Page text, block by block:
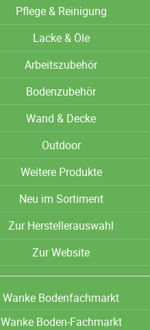
Pflege & Reinigung
Lacke & Öle
Arbeitszubehör
Bodenzubehör
Wand & Decke
Outdoor
Weitere Produkte
Neu im Sortiment
Zur Herstellerauswahl
Zur Website
Wanke Bodenfachmarkt
Wanke Boden-Fachmarkt